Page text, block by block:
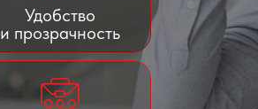
Удобство
и прозрачность